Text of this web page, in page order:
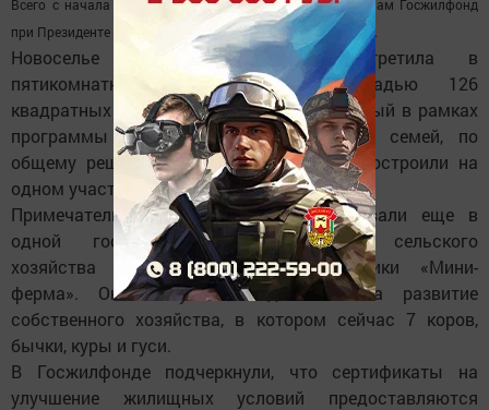
Всего с начала текущего года по различным программам Госжилфонд
при Президенте РТ ввел в строй 93 дома на 4240 квартир.
Новоселье семья Мазитовых встретила в
пятикомнатном доме общей площадью 126
квадратных метра. Новый дом, возведенный в рамках
программы по заселению многодетных семей, по
общему решению семьи и чиновников построили на
одном участке, рядом с прежним жильем.
Примечательно, что Мазитовы участвовали еще в
одной госпрограмме министерства сельского
хозяйства и продовольствия республики «Мини-
ферма». Они получили подъемные на развитие
собственного хозяйства, в котором сейчас 7 коров,
бычки, куры и гуси.
В Госжилфонде подчеркнули, что сертификаты на
улучшение жилищных условий предоставляются